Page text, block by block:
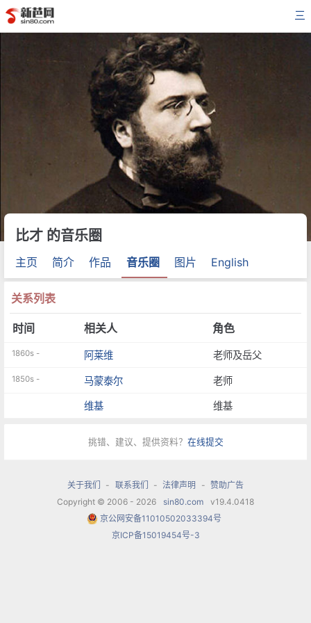
三
比才 的音乐圈
主页 简介 作品 音乐圈 图片 English
关系列表
时间 相关人 角色
1860s - 阿莱维 老师及岳父
1850s - 马蒙泰尔 老师
维基 维基
挑错、建议、提供资料？ 在线提交
关于我们 - 联系我们 - 法律声明 - 赞助广告
Copyright © 2006 - 2026
sin80.com
v19.4.0418
京公网安备11010502033394号
京ICP备15019454号-3